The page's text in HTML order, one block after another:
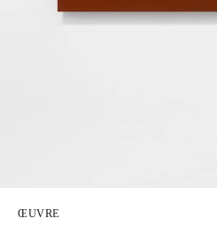
ŒUVRE